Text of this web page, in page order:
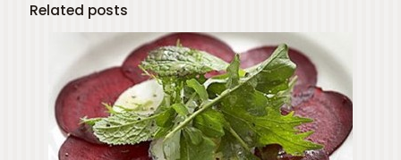
Related posts